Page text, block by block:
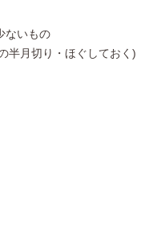
いもの
半月切り・ほぐしておく)